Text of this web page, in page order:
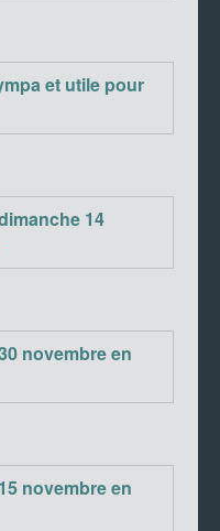
et utile pour
14
novembre en
novembre en